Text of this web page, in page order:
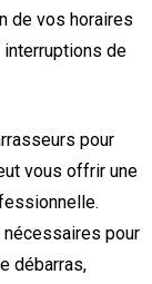
de vos horaires
de
pour
vous offrir une
pour
débarras,